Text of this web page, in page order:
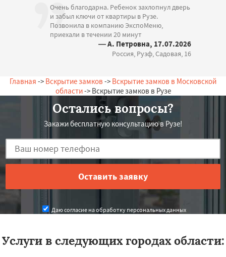
Очень благодарна. Ребенок захлопнул дверь
и забыл ключи от квартиры в Рузе.
Позвонила в компанию ЭкспоМеню,
приехали в течении 20 минут
— А. Петровна, 17.07.2026
Россия, Рузф, Садовая, 16
Главная -> Вскрытие замков -> Вскрытие замков в Московской
области-> Вскрытие замков в Рузе
Остались вопросы?
Закажи бесплатную консультацию в Рузе!
Даю согласие на обработку персональных данных
Услуги в следующих городах области: